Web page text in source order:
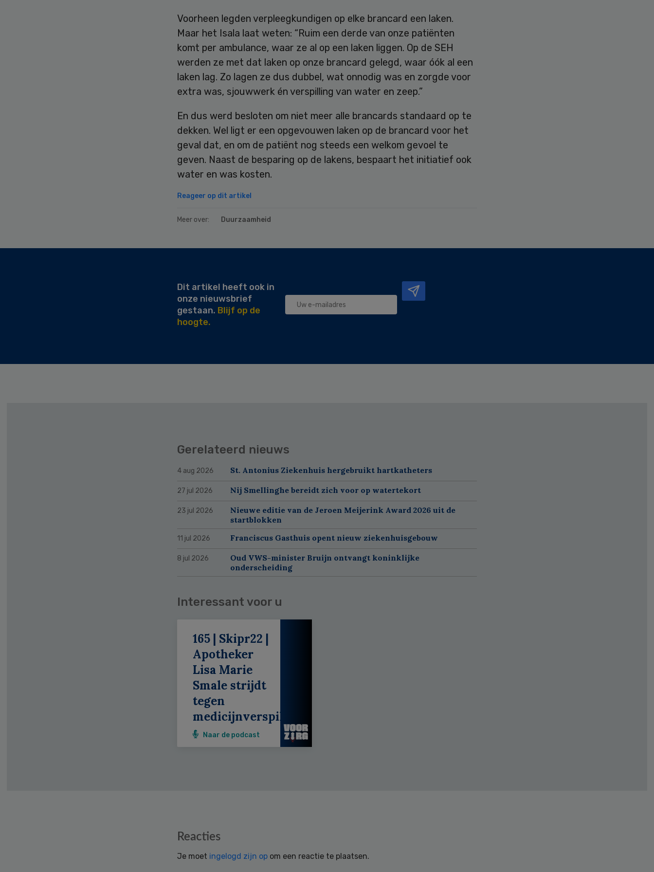
Voorheen legden verpleegkundigen op elke brancard een laken.
Maar het Isala laat weten: “Ruim een derde van onze patiënten
komt per ambulance, waar ze al op een laken liggen. Op de SEH
werden ze met dat laken op onze brancard gelegd, waar óók al een
laken lag. Zo lagen ze dus dubbel, wat onnodig was en zorgde voor
extra was, sjouwwerk én verspilling van water en zeep.”
En dus werd besloten om niet meer alle brancards standaard op te
dekken. Wel ligt er een opgevouwen laken op de brancard voor het
geval dat, en om de patiënt nog steeds een welkom gevoel te
geven. Naast de besparing op de lakens, bespaart het initiatief ook
water en was kosten.
Reageer op dit artikel
Meer over: Duurzaamheid
Dit artikel heeft ook in
onze nieuwsbrief
gestaan. Blijf op de
hoogte.
Gerelateerd nieuws
4 aug 2026 St. Antonius Ziekenhuis hergebruikt hartkatheters
27 jul 2026 Nij Smellinghe bereidt zich voor op watertekort
23 jul 2026
Nieuwe editie van de Jeroen Meijerink Award 2026 uit de
startblokken
11 jul 2026 Franciscus Gasthuis opent nieuw ziekenhuisgebouw
8 jul 2026
Oud VWS-minister Bruijn ontvangt koninklijke
onderscheiding
Interessant voor u
165 | Skipr22 |
Apotheker
Lisa Marie
Smale strijdt
tegen
medicijnverspilling
Naar de podcast
Reacties
Je moet ingelogd zijn op om een reactie te plaatsen.